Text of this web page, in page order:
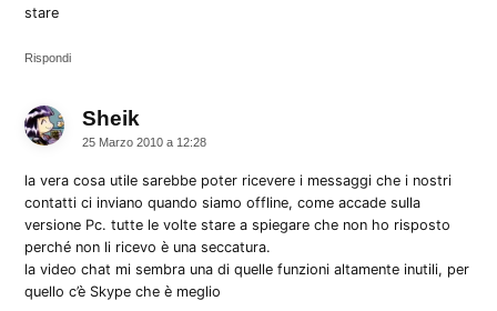
stare
Rispondi
Sheik
25 Marzo 2010 a 12:28
la vera cosa utile sarebbe poter ricevere i messaggi che i nostri
contatti ci inviano quando siamo offline, come accade sulla
versione Pc. tutte le volte stare a spiegare che non ho risposto
perché non li ricevo è una seccatura.
la video chat mi sembra una di quelle funzioni altamente inutili, per
quello c’è Skype che è meglio